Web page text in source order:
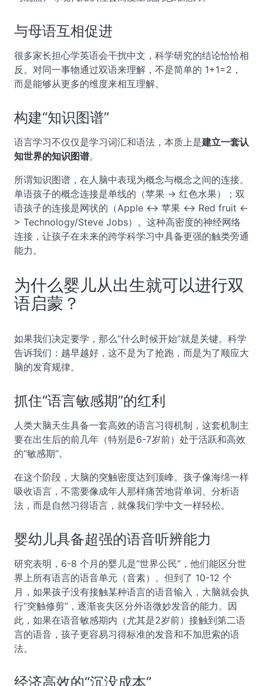
与母语互相促进
很多家长担心学英语会干扰中文，科学研究的结论恰恰相
反。对同一事物通过双语来理解，不是简单的 1+1=2，
而是能够从更多的维度来相互理解。
构建“知识图谱”
语言学习不仅仅是学习词汇和语法，本质上是建立一套认
知世界的知识图谱。
所谓知识图谱，在人脑中表现为概念与概念之间的连接。
单语孩子的概念连接是单线的（苹果 -> 红色水果）；双
语孩子的连接是网状的（Apple <-> 苹果 <-> Red fruit <-
> Technology/Steve Jobs）。这种高密度的神经网络
连接，让孩子在未来的跨学科学习中具备更强的触类旁通
能力。
为什么婴儿从出生就可以进行双
语启蒙？
如果我们决定要学，那么“什么时候开始”就是关键。科学
告诉我们：越早越好，这不是为了抢跑，而是为了顺应大
脑的发育规律。
抓住“语言敏感期”的红利
人类大脑天生具备一套高效的语言习得机制，这套机制主
要在出生后的前几年（特别是6-7岁前）处于活跃和高效
的“敏感期”。
在这个阶段，大脑的突触密度达到顶峰。孩子像海绵一样
吸收语言，不需要像成年人那样痛苦地背单词、分析语
法，而是自然习得语言，就像我们学中文一样轻松。
婴幼儿具备超强的语音听辨能力
研究表明，6-8 个月的婴儿是“世界公民”，他们能区分世
界上所有语言的语音单元（音素）。但到了 10-12 个
月，如果孩子没有接触某种语言的语音输入，大脑就会执
行“突触修剪”，逐渐丧失区分外语微妙发音的能力。因
此，如果在语音敏感期内（尤其是2岁前）接触到第二语
言的语音，孩子更容易习得标准的发音和不加思索的语
法。
经济高效的“沉没成本”